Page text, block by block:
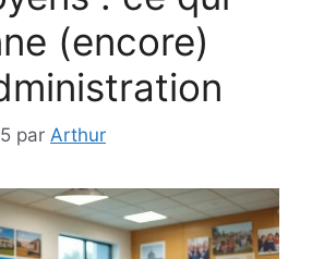
(encore)
par Arthur